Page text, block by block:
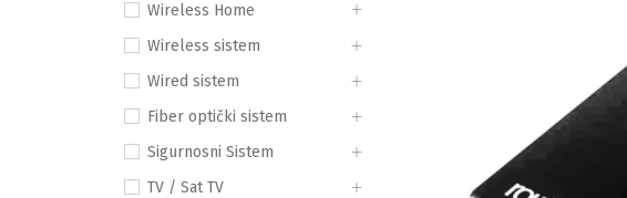
Wireless Home
Wireless sistem
Wired sistem
Fiber optički sistem
Sigurnosni Sistem
TV / Sat TV